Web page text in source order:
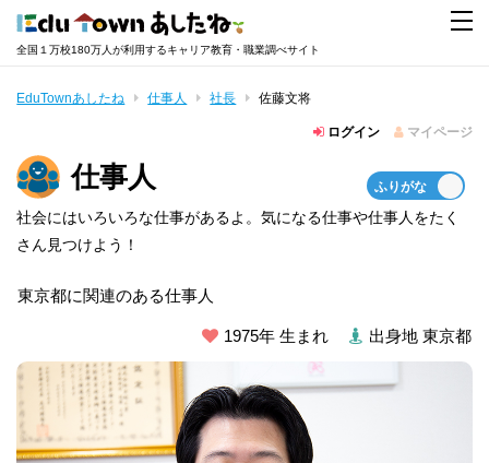
全国１万校180万人が利用するキャリア教育・職業調べサイト
EduTownあしたね 仕事人 社長 佐藤文将
ログイン マイページ
仕事人
社会にはいろいろな仕事があるよ。気になる仕事や仕事人をたく
さん見つけよう！
東京都に関連のある仕事人
1975年 生まれ 出身地 東京都